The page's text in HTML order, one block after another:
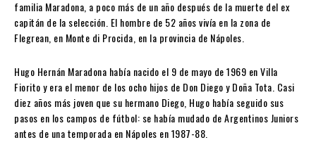
familia Maradona, a poco más de un año después de la muerte del ex
capitán de la selección. El hombre de 52 años vivía en la zona de
Flegrean, en Monte di Procida, en la provincia de Nápoles.
Hugo Hernán Maradona había nacido el 9 de mayo de 1969 en Villa
Fiorito y era el menor de los ocho hijos de Don Diego y Doña Tota. Casi
diez años más joven que su hermano Diego, Hugo había seguido sus
pasos en los campos de fútbol: se había mudado de Argentinos Juniors
antes de una temporada en Nápoles en 1987-88.